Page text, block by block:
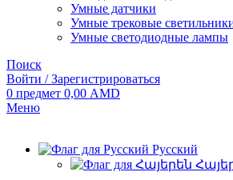
Умные датчики
Умные трековые
Умные светодиодные лампы
Поиск
Войти / Зарегистрироваться
0 предмет 0,00 AMD
Меню
Русский